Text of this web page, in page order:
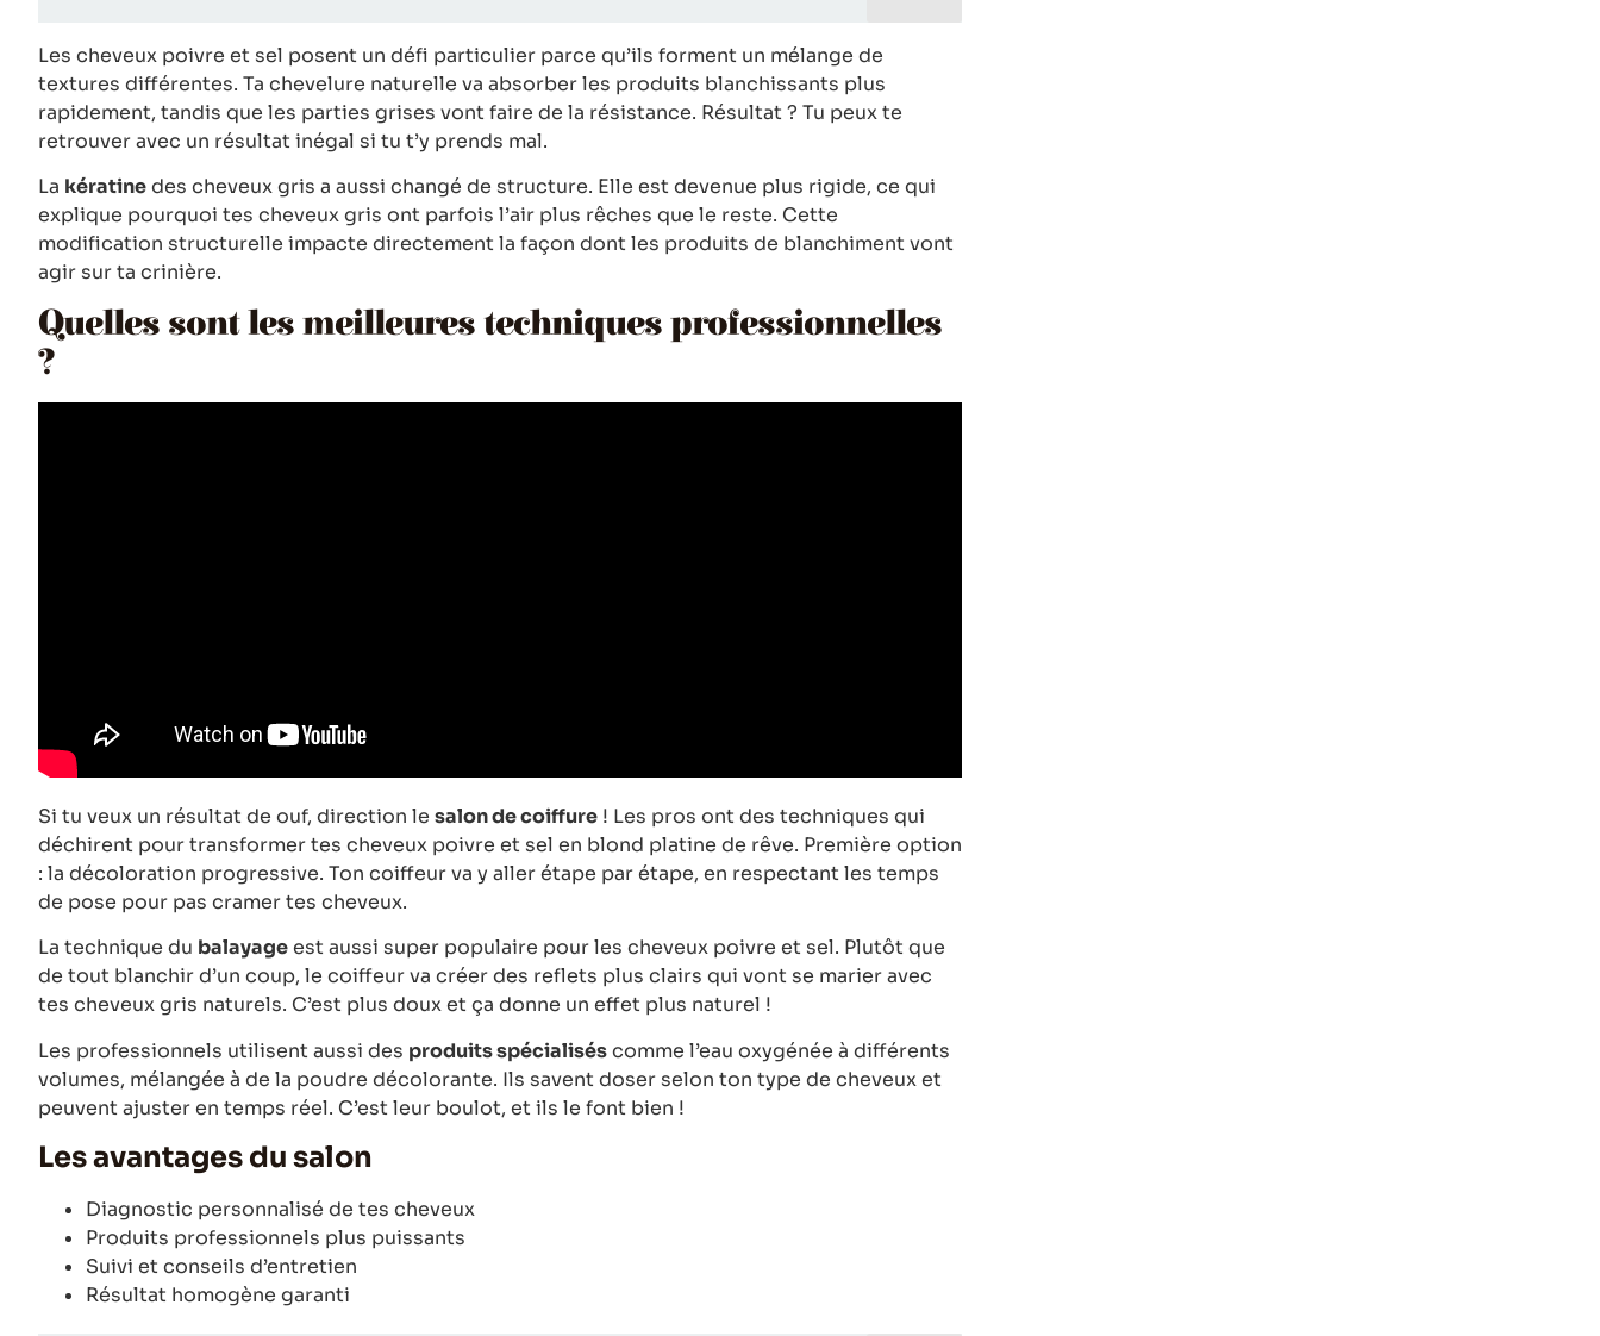
Les cheveux poivre et sel posent un défi particulier parce qu’ils forment un mélange de
textures différentes. Ta chevelure naturelle va absorber les produits blanchissants plus
rapidement, tandis que les parties grises vont faire de la résistance. Résultat ? Tu peux te
retrouver avec un résultat inégal si tu t’y prends mal.
La kératinedes cheveux gris a aussi changé de structure. Elle est devenue plus rigide, ce qui
explique pourquoi tes cheveux gris ont parfois l’air plus rêches que le reste. Cette
modification structurelle impacte directement la façon dont les produits de blanchiment vont
agir sur ta crinière.
Quelles sont les meilleures techniques professionnelles
?
Si tu veux un résultat de ouf, direction le salon de coiffure ! Les pros ont des techniques qui
déchirent pour transformer tes cheveux poivre et sel en blond platine de rêve. Première option
: la décoloration progressive. Ton coiffeur va y aller étape par étape, en respectant les temps
de pose pour pas cramer tes cheveux.
La technique du balayageest aussi super populaire pour les cheveux poivre et sel. Plutôt que
de tout blanchir d’un coup, le coiffeur va créer des reflets plus clairs qui vont se marier avec
tes cheveux gris naturels. C’est plus doux et ça donne un effet plus naturel !
Les professionnels utilisent aussi des produits spécialiséscomme l’eau oxygénée à différents
volumes, mélangée à de la poudre décolorante. Ils savent doser selon ton type de cheveux et
peuvent ajuster en temps réel. C’est leur boulot, et ils le font bien !
Les avantages du salon
Diagnostic personnalisé de tes cheveux
Produits professionnels plus puissants
Suivi et conseils d’entretien
Résultat homogène garanti